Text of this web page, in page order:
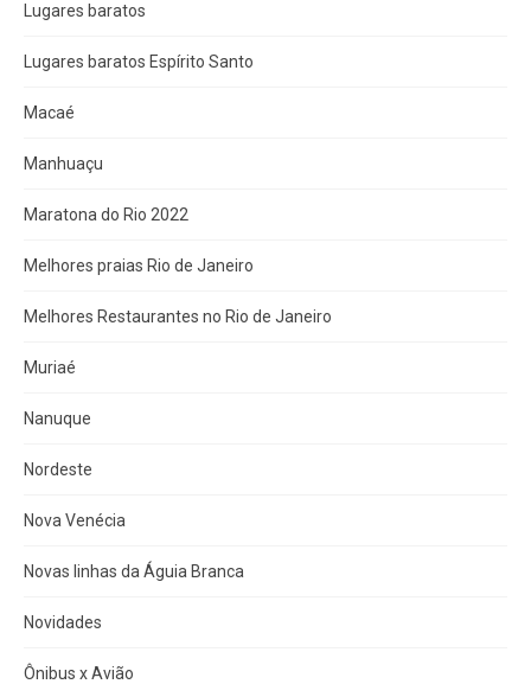
Lugares baratos
Lugares baratos Espírito Santo
Macaé
Manhuaçu
Maratona do Rio 2022
Melhores praias Rio de Janeiro
Melhores Restaurantes no Rio de Janeiro
Muriaé
Nanuque
Nordeste
Nova Venécia
Novas linhas da Águia Branca
Novidades
Ônibus x Avião